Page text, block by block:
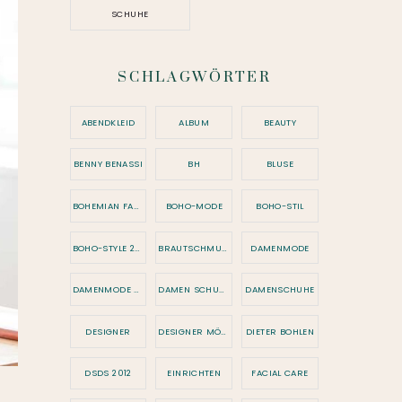
SCHUHE
SCHLAGWÖRTER
ABENDKLEID ALBUM BEAUTY
BENNY BENASSI BH BLUSE
BOHEMIAN FASHION BOHO-MODE BOHO-STIL
DAMENMODE
DAMENMODE 2026 DAMEN SCHUHE DAMENSCHUHE
DESIGNER DESIGNER MÖBEL DIETER BOHLEN
DSDS 2012 EINRICHTEN FACIAL CARE